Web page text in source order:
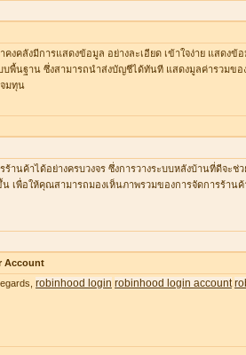
งคลังมีการแสดงข้อมูล อย่างละเอียด เข้าใจง่าย แสดงข้
พื้นฐาน ซึ่งสามารถนำส่งบัญชีได้ทันที แสดงมูลค่ารวมข
มทุน
ร้านค้าได้อย่างครบวงจร ซึ่งการวางระบบหลังบ้านที่ดีจะช่
เพื่อให้คุณสามารถมองเห็นภาพรวมของการจัดการร้าน
Account
robinhood login robinhood login account